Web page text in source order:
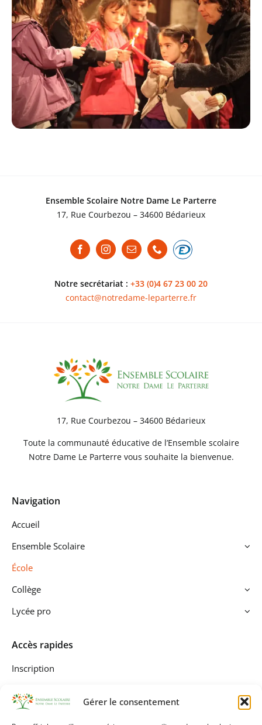
Gérer le consentement
Ensemble Scolaire Notre Dame Le Parterre
17, Rue Courbezou – 34600 Bédarieux
Notre secrétariat : +33 (0)4 67 23 00 20
contact@notredame-leparterre.fr
17, Rue Courbezou – 34600 Bédarieux
Toute la communauté éducative de l’Ensemble scolaire
Notre Dame Le Parterre vous souhaite la bienvenue.
Navigation
Accueil
Ensemble Scolaire
École
Collège
Lycée pro
Accès rapides
Inscription
Contact & accès